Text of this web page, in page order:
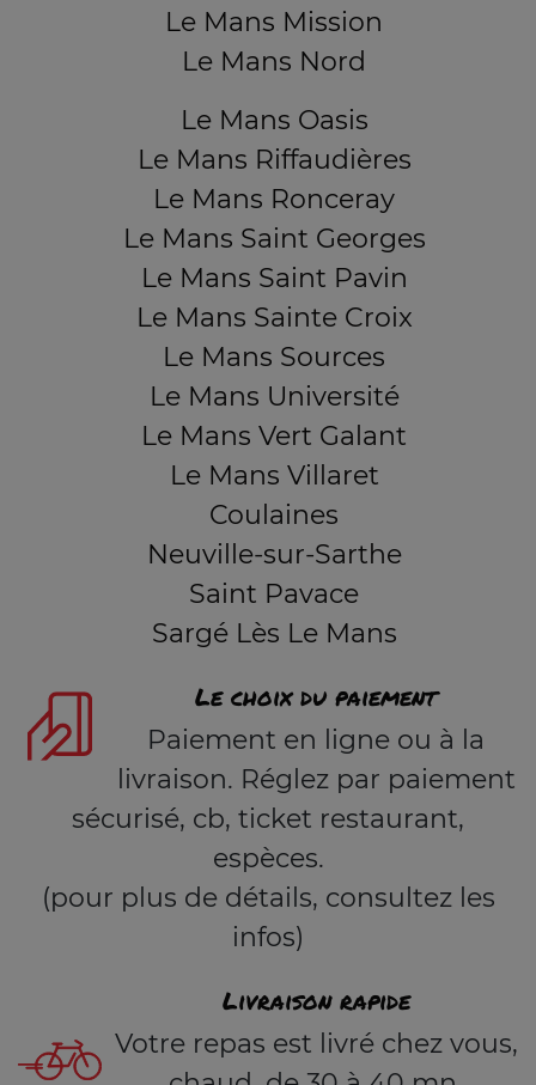
Le Mans Mission
Le Mans Nord
Le Mans Oasis
Le Mans Riffaudières
Le Mans Ronceray
Le Mans Saint Georges
Le Mans Saint Pavin
Le Mans Sainte Croix
Le Mans Sources
Le Mans Université
Le Mans Vert Galant
Le Mans Villaret
Coulaines
Neuville-sur-Sarthe
Saint Pavace
Sargé Lès Le Mans
Le choix du paiement
Paiement en ligne ou à la
livraison. Réglez par paiement
sécurisé, cb, ticket restaurant,
espèces.
(pour plus de détails, consultez les
infos)
Livraison rapide
Votre repas est livré chez vous,